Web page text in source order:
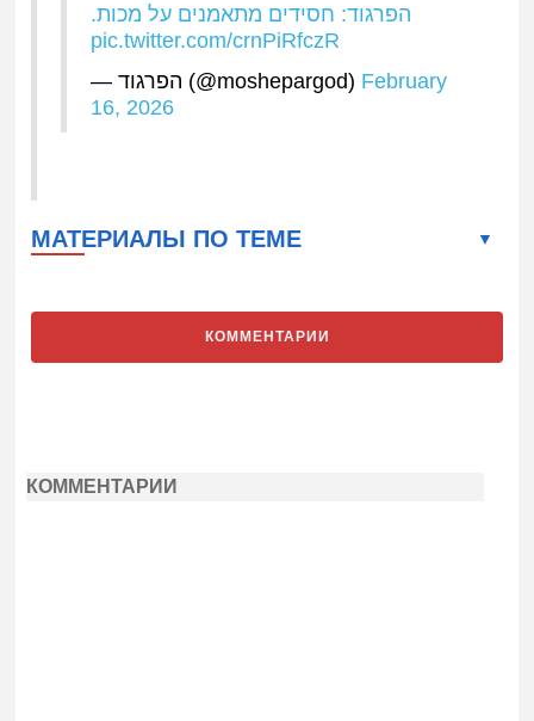
הפרגוד: חסידים מתאמנים על מכות.
pic.twitter.com/crnPiRfczR
— הפרגוד (@moshepargod) February
16, 2026
МАТЕРИАЛЫ ПО ТЕМЕ
КОММЕНТАРИИ
КОММЕНТАРИИ